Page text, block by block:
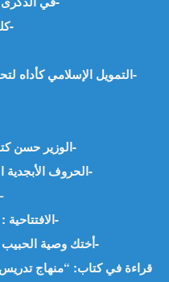
كلمة الحق في زمان الجهل والجور. د. بلال فيصل البحر- العراق-
التمويل الإسلامي كأداه لتحقيق التنمية المستدامة في الدول العربية أ.مها العطفي-مصر-
الوزير حسن كتبي: بين الإسناد والوجدان د. علي زين العابدين الحسيني-مصر-
الحروف الأبجدية العربية “إيحاءاتها وأسرارها” أ.حفيظة البشير جنيدي – الجزائر-
التحكيم في
الافتتاحية : تفكيك مصطلح (القراءات المعاصرة) أ. بن جدو بلخير -الجزائر-
أختك وصية الحبيب المصطفى –صلى الله عليه وسلم-…. – أ.وريدة قادة -الجزائر-
قراءة في كتاب: “منهاج تدريس